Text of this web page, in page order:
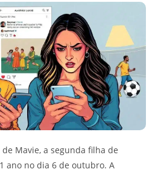
de Mavie, a segunda filha de
ano no dia 6 de outubro. A